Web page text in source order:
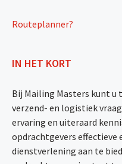
Routeplanner?
IN HET KORT
Bij Mailing Masters kunt u
verzend- en logistiek
ervaring en uiteraard
opdrachtgevers effectieve
dienstverlening aan te